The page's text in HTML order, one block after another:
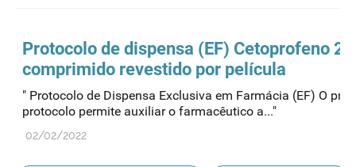
Protocolo de dispensa (EF) Cetoprofeno
comprimido revestido por película
" Protocolo de Dispensa Exclusiva em Farmácia (EF) O
protocolo permite auxiliar o farmacêutico a..."
02/02/2022